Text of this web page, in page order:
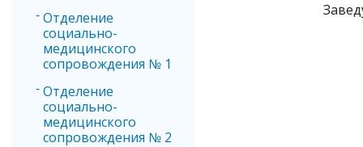
Отделение
социально-
медицинского
сопровождения № 1
Отделение
социально-
медицинского
сопровождения № 2